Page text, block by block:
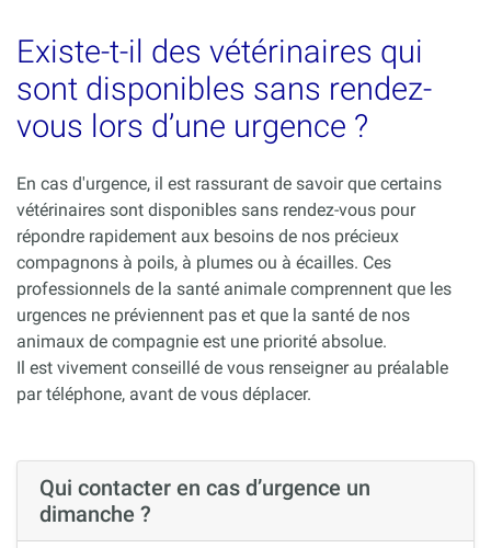
Existe-t-il des vétérinaires qui
sont disponibles sans rendez-
vous lors d’une urgence ?
En cas d'urgence, il est rassurant de savoir que certains
vétérinaires sont disponibles sans rendez-vous pour
répondre rapidement aux besoins de nos précieux
compagnons à poils, à plumes ou à écailles. Ces
professionnels de la santé animale comprennent que les
urgences ne préviennent pas et que la santé de nos
animaux de compagnie est une priorité absolue.
Il est vivement conseillé de vous renseigner au préalable
par téléphone, avant de vous déplacer.
Qui contacter en cas d’urgence un
dimanche ?